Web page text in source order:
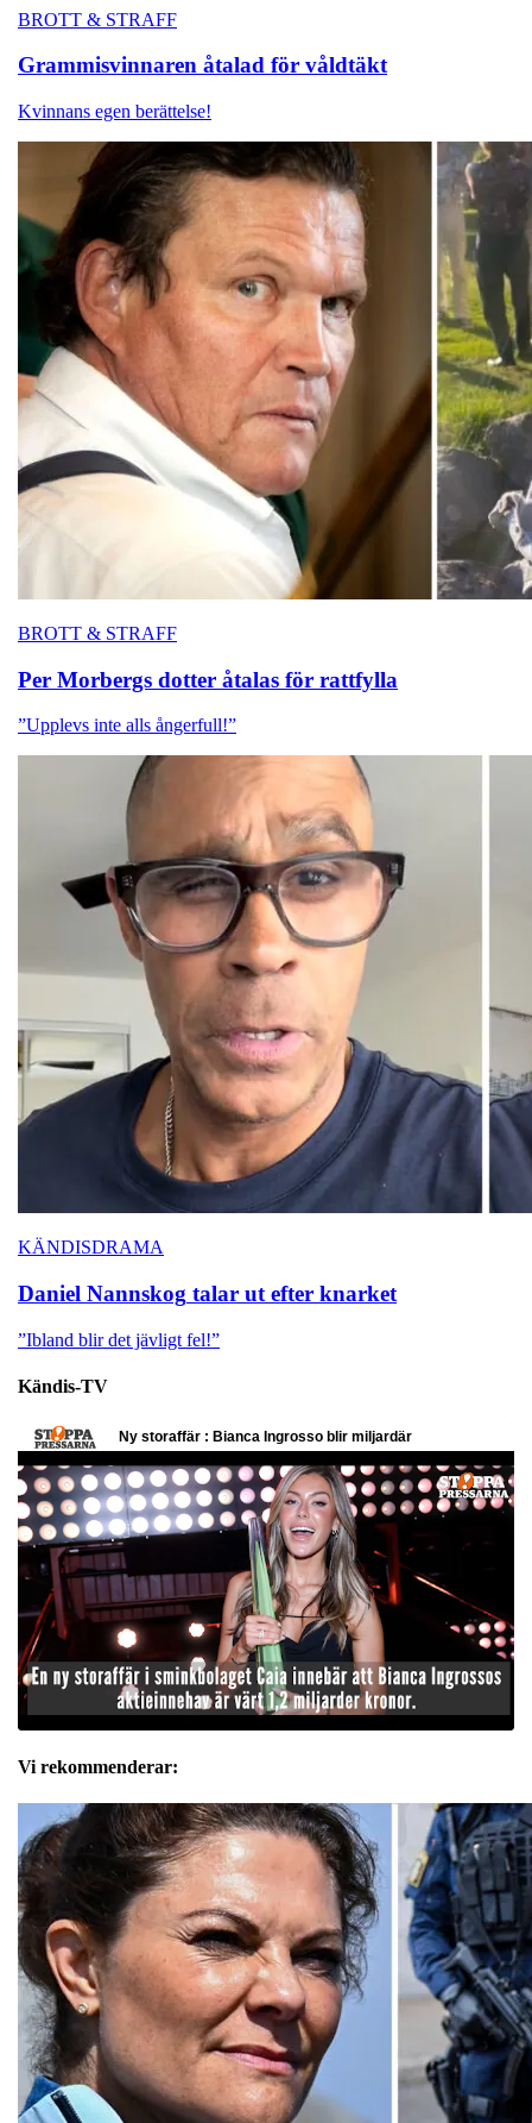
BROTT & STRAFF
Grammisvinnaren åtalad för våldtäkt
Kvinnans egen berättelse!
BROTT & STRAFF
Per Morbergs dotter åtalas för rattfylla
”Upplevs inte alls ångerfull!”
KÄNDISDRAMA
Daniel Nannskog talar ut efter knarket
”Ibland blir det jävligt fel!”
Kändis-TV
Vi rekommenderar: